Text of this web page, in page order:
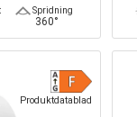
Spridning
360°
Produktdatablad